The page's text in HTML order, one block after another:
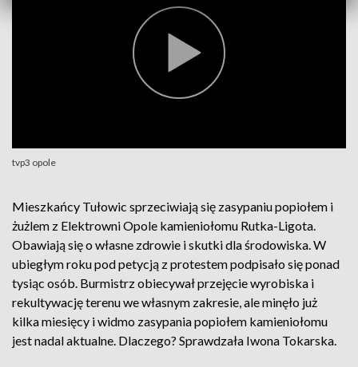
tvp3 opole
Mieszkańcy Tułowic sprzeciwiają się zasypaniu popiołem i
żużlem z Elektrowni Opole kamieniołomu Rutka-Ligota.
Obawiają się o własne zdrowie i skutki dla środowiska. W
ubiegłym roku pod petycją z protestem podpisało się ponad
tysiąc osób. Burmistrz obiecywał przejęcie wyrobiska i
rekultywację terenu we własnym zakresie, ale minęło już
kilka miesięcy i widmo zasypania popiołem kamieniołomu
jest nadal aktualne. Dlaczego? Sprawdzała Iwona Tokarska.